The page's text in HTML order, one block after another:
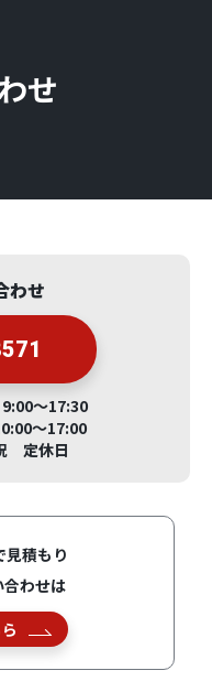
せ
わせ
～17:30
～17:00
定休日
積もり
合わせは